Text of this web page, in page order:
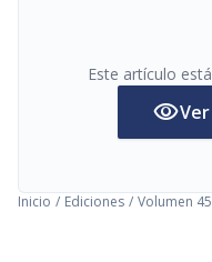
Este artículo
visibility
Inicio / Ediciones / Volumen 45